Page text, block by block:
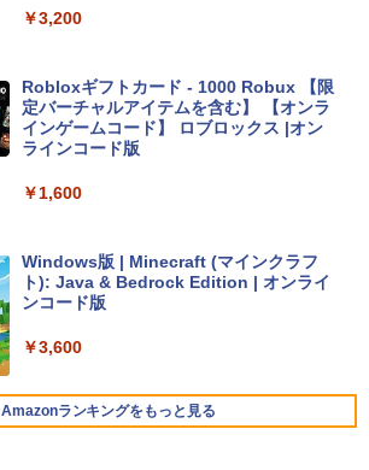
igence、13.6インチLiquid Retinaディ
ラ、Touch ID - ミッドナイト + 3年延長
AppleCare+ for 13インチMacBook Air
(M5)|ダウンロード版
￥347,600
ン 15-fd 15.6インチ 16GBメモリ 512GB
SSD インテル Core 5
￥129,800
ersonal/Copilotキー搭載/Win 11/15.6型/
Core i5/16GB/SSD 512GB/ホワイト) FM
￥3,200
Robloxギフトカード - 1000 Robux 【限
定バーチャルアイテムを含む】 【オンラ
インゲームコード】 ロブロックス |オン
ラインコード版
￥1,600
Windows版 | Minecraft (マインクラフ
ト): Java & Bedrock Edition | オンライ
ンコード版
￥3,600
Amazonランキングをもっと見る